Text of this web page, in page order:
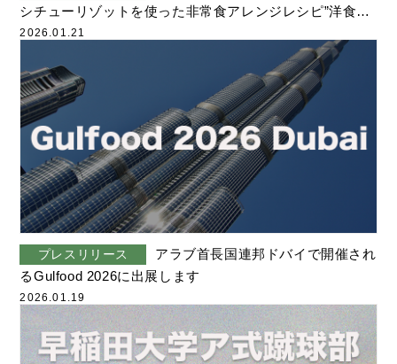
シチューリゾットを使った非常食アレンジレシピ”洋食バ
リエーション4選”
2026.01.21
プレスリリース
るGulfood 2026に出展します
2026.01.19